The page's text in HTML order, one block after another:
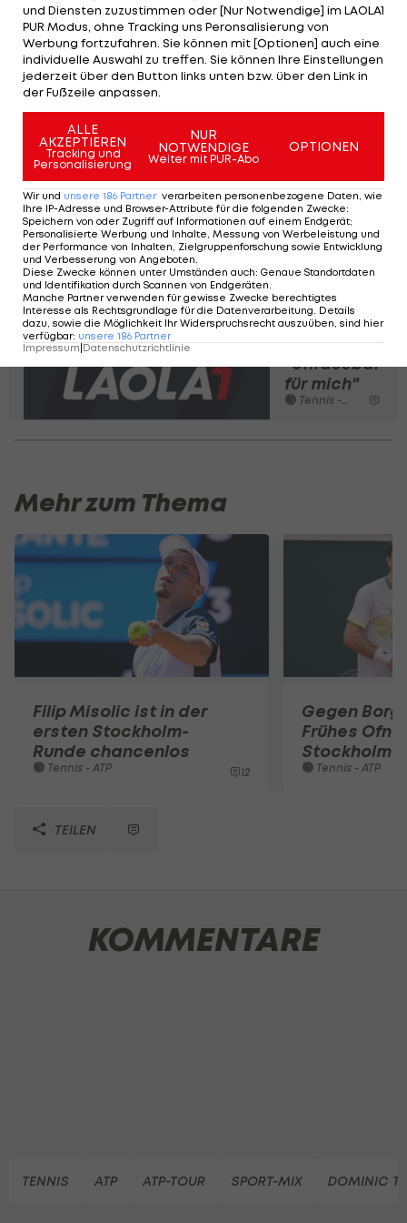
Thiem freut sich auf Duell mit Zverev
"Wir haben fünfmal gegeneinander gespielt. Das
letzte Mal ist schon über ein Jahr her. Wir kennen
uns in- und auswendig", erklärte Thiem.
"Allerdings ist er seit wir das letzte Mal
gegeneinander gespielt haben zu einem
absoluten Topstar, Topspieler gereift. Er ist bei
jedem Turnier einer der Top-Favoriten. Es freut
mich natürlich, dass es wieder mal gegen ihn geht.
Es ist eine schöne Rivalität mit ihm."
Thiem über
Finaleinzug:
"Unfassbar
für mich"
Tennis - ATP
Mehr zum Thema
Filip Misolic ist in der
ersten Stockholm-
Runde chancenlos
Tennis - ATP 12
Gegen
Frühes
Stockholm
Tennis - ATP
TEILEN
KOMMENTARE
TENNIS ATP ATP-TOUR SPORT-MIX DOMINIC
und Diensten zuzustimmen oder [Nur Notwendige] im LAOLA1
PUR Modus, ohne Tracking uns Peronsalisierung von
Werbung fortzufahren. Sie können mit [Optionen] auch eine
individuelle Auswahl zu treffen. Sie können Ihre Einstellungen
jederzeit über den Button links unten bzw. über den Link in
der Fußzeile anpassen.
ALLE
AKZEPTIEREN
Tracking und
Personalisierung
NUR
NOTWENDIGE
Weiter mit PUR-Abo
OPTIONEN
Wir und unsere 186 Partner verarbeiten personenbezogene Daten, wie
Ihre IP-Adresse und Browser-Attribute für die folgenden Zwecke:
Speichern von oder Zugriff auf Informationen auf einem Endgerät;
Personalisierte Werbung und Inhalte, Messung von Werbeleistung und
der Performance von Inhalten, Zielgruppenforschung sowie Entwicklung
und Verbesserung von Angeboten
Diese Zwecke können unter Umständen auch: Genaue Standortdaten
und Identifikation durch Scannen von Endgeräten
Manche Partner verwenden für gewisse Zwecke berechtigtes
Interesse als Rechtsgrundlage für die Datenverarbeitung. Details
dazu, sowie die Möglichkeit Ihr Widerspruchsrecht auszuüben, sind hier
verfügbar: unsere 186 Partner
Impressum|Datenschutzrichtlinie